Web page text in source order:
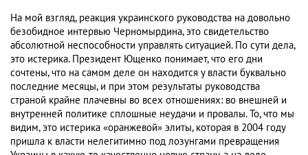
На мой взгляд, реакция украинского руководства на довольно
безобидное интервью Черномырдина, это свидетельство
абсолютной неспособности управлять ситуацией. По сути дела,
это истерика. Президент Ющенко понимает, что его дни
сочтены, что на самом деле он находится у власти буквально
последние месяцы, и при этом результаты руководства
страной крайне плачевны во всех отношениях: во внешней и
внутренней политике сплошные неудачи и провалы. То, что мы
видим, это истерика «оранжевой» элиты, которая в 2004 году
пришла к власти нелегитимно под лозунгами превращения